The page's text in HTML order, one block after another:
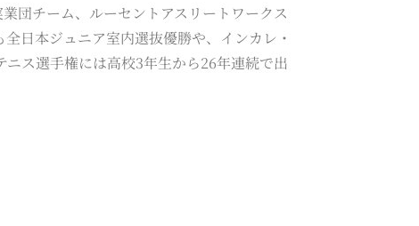
団チーム、ルーセントアスリートワークス
日本ジュニア室内選抜優勝や、インカレ・
ス選手権には高校3年生から26年連続で出